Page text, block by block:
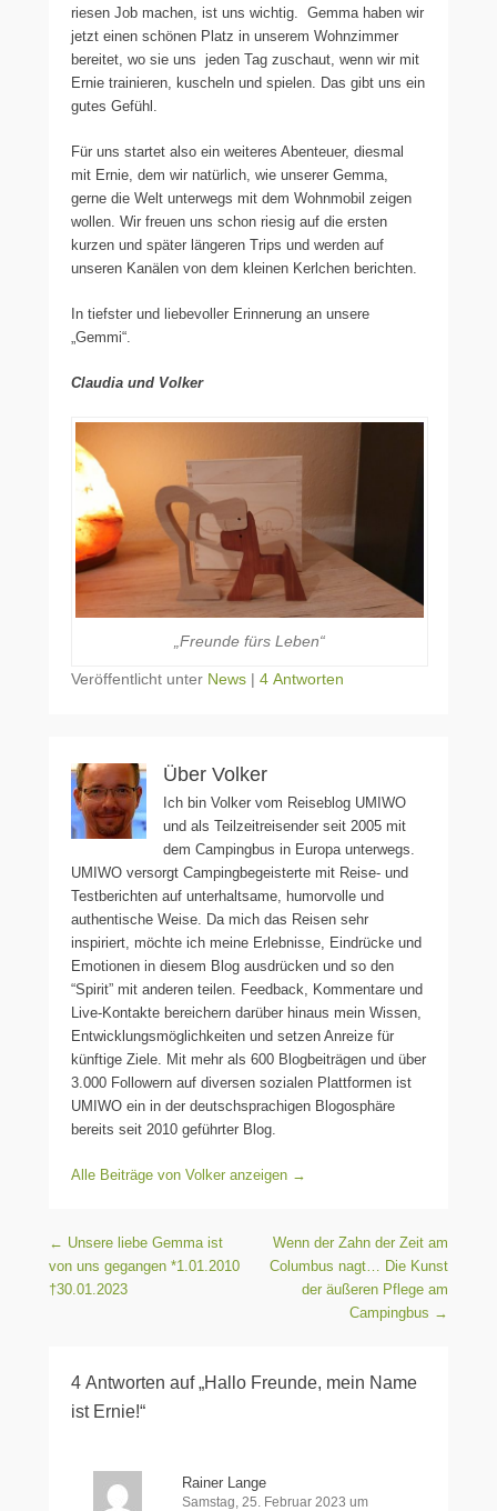
riesen Job machen, ist uns wichtig. Gemma haben wir
jetzt einen schönen Platz in unserem Wohnzimmer
bereitet, wo sie uns jeden Tag zuschaut, wenn wir mit
Ernie trainieren, kuscheln und spielen. Das gibt uns ein
gutes Gefühl.
Für uns startet also ein weiteres Abenteuer, diesmal
mit Ernie, dem wir natürlich, wie unserer Gemma,
gerne die Welt unterwegs mit dem Wohnmobil zeigen
wollen. Wir freuen uns schon riesig auf die ersten
kurzen und später längeren Trips und werden auf
unseren Kanälen von dem kleinen Kerlchen berichten.
In tiefster und liebevoller Erinnerung an unsere
„Gemmi“.
Claudia und Volker
„Freunde fürs Leben“
Veröffentlicht unter News | 4 Antworten
Über Volker
Ich bin Volker vom Reiseblog UMIWO
und als Teilzeitreisender seit 2005 mit
dem Campingbus in Europa unterwegs.
UMIWO versorgt Campingbegeisterte mit Reise- und
Testberichten auf unterhaltsame, humorvolle und
authentische Weise. Da mich das Reisen sehr
inspiriert, möchte ich meine Erlebnisse, Eindrücke und
Emotionen in diesem Blog ausdrücken und so den
“Spirit” mit anderen teilen. Feedback, Kommentare und
Live-Kontakte bereichern darüber hinaus mein Wissen,
Entwicklungsmöglichkeiten und setzen Anreize für
künftige Ziele. Mit mehr als 600 Blogbeiträgen und über
3.000 Followern auf diversen sozialen Plattformen ist
UMIWO ein in der deutschsprachigen Blogosphäre
bereits seit 2010 geführter Blog.
Alle Beiträge von Volker anzeigen →
Beitragsnavigation
← Unsere liebe Gemma ist
von uns gegangen *1.01.2010
†30.01.2023
Wenn der Zahn der Zeit am
Columbus nagt… Die Kunst
der äußeren Pflege am
Campingbus →
4 Antworten auf „Hallo Freunde, mein Name
ist Ernie!“
Rainer Lange
Samstag, 25. Februar 2023 um